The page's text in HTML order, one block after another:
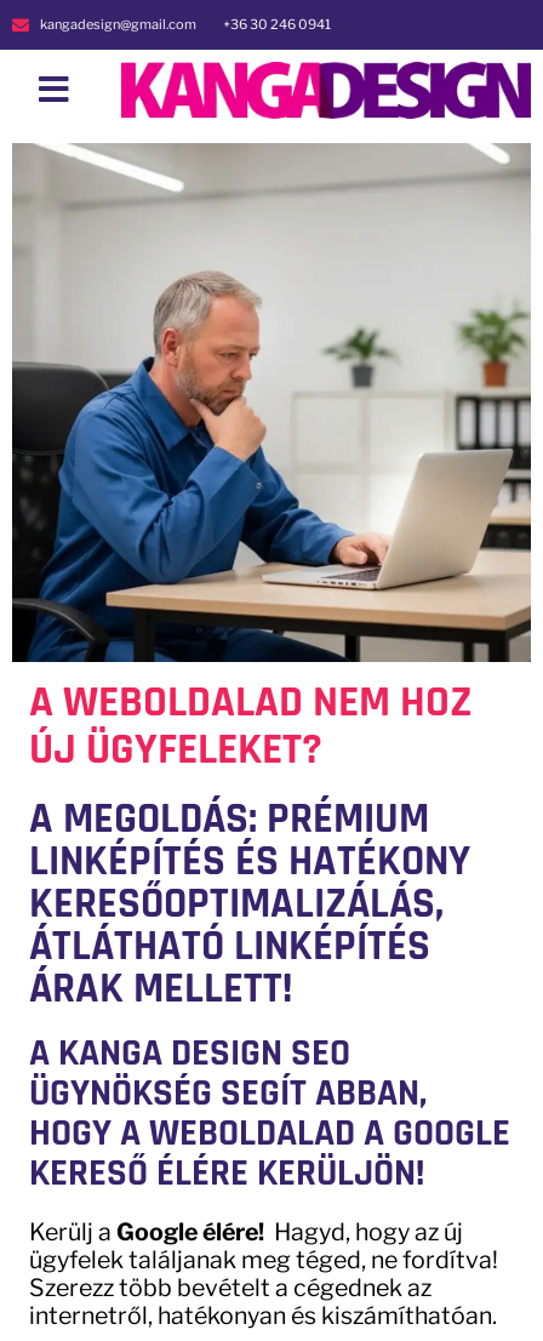
kangadesign@gmail.com +36 30 246 0941
A WEBOLDALAD NEM HOZ
ÚJ ÜGYFELEKET?
A MEGOLDÁS: PRÉMIUM
LINKÉPÍTÉS ÉS HATÉKONY
KERESŐOPTIMALIZÁLÁS,
ÁTLÁTHATÓ LINKÉPÍTÉS
ÁRAK MELLETT!
A KANGA DESIGN SEO
ÜGYNÖKSÉG SEGÍT ABBAN,
HOGY A WEBOLDALAD A GOOGLE
KERESŐ ÉLÉRE KERÜLJÖN!
Kerülj a Google élére! Hagyd, hogy az új
ügyfelek találjanak meg téged, ne fordítva!
Szerezz több bevételt a cégednek az
internetről, hatékonyan és kiszámíthatóan.